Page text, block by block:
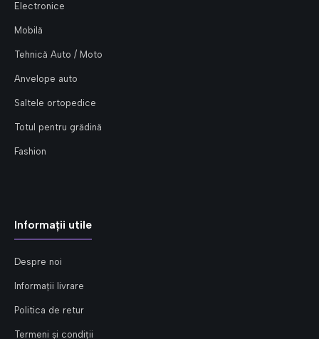
Electronice
Mobilă
Tehnică Auto / Moto
Anvelope auto
Saltele ortopedice
Totul pentru grădină
Fashion
Informații utile
Despre noi
Informații livrare
Politica de retur
Termeni și condiții